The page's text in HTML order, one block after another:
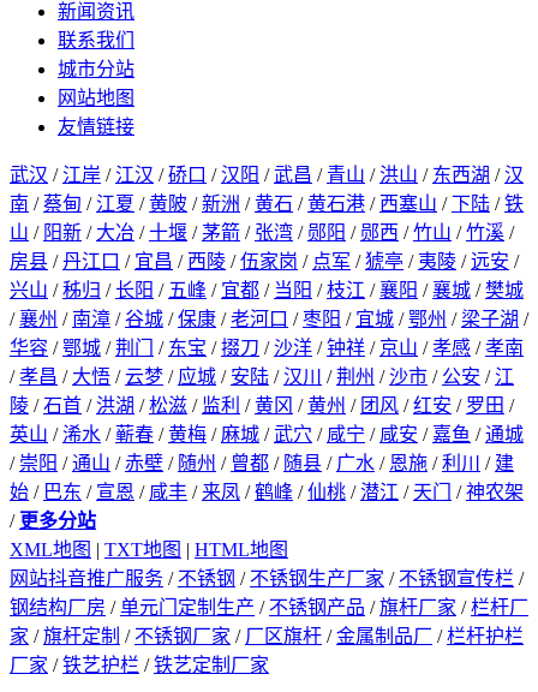
新闻资讯
联系我们
城市分站
网站地图
友情链接
武汉 / 江岸 / 江汉 /硚口 /汉阳 /武昌 / 青山 / 洪山 / 东西湖 /汉
南 /蔡甸 / 江夏 /黄陂 /新洲 /黄石 /黄石港 / 西塞山 /下陆 /铁
山 / 阳新 / 大冶 /十堰 /茅箭 / 张湾 / 郧阳 / 郧西 /竹山 /竹溪 /
房县 /丹江口 / 宜昌 / 西陵 /伍家岗 / 点军 /猇亭 / 夷陵 /远安 /
兴山 /秭归 /长阳 / 五峰 / 宜都 / 当阳 /枝江 /襄阳 /襄城 /樊城
/襄州 / 南漳 /谷城 /保康 /老河口 /枣阳 / 宜城 /鄂州 / 梁子湖 /
华容 /鄂城 /荆门 / 东宝 /掇刀 /沙洋 /钟祥 / 京山 /孝感 /孝南
/孝昌 / 大悟 /云梦 / 应城 / 安陆 /汉川 /荆州 /沙市 / 公安 / 江
陵 /石首 / 洪湖 /松滋 / 监利 /黄冈 /黄州 / 团风 /红安 / 罗田 /
英山 /浠水 /蕲春 /黄梅 / 麻城 /武穴 / 咸宁 / 咸安 / 嘉鱼 /通城
/ 崇阳 /通山 /赤壁 / 随州 / 曾都 / 随县 / 广水 / 恩施 /利川 / 建
始 / 巴东 / 宣恩 / 咸丰 / 来凤 /鹤峰 /仙桃 /潜江 / 天门 /神农架
/ 更多分站
XML地图 | TXT地图 | HTML地图
网站抖音推广服务 / 不锈钢 / 不锈钢生产厂家 / 不锈钢宣传栏 /
钢结构厂房 /单元门定制生产 / 不锈钢产品 /旗杆厂家 /栏杆厂
家 /旗杆定制 / 不锈钢厂家 / 厂区旗杆 /金属制品厂 /栏杆护栏
厂家 /铁艺护栏 /铁艺定制厂家